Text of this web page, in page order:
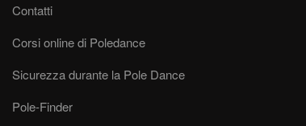
Contatti
Corsi online di Poledance
Sicurezza durante la Pole Dance
Pole-Finder